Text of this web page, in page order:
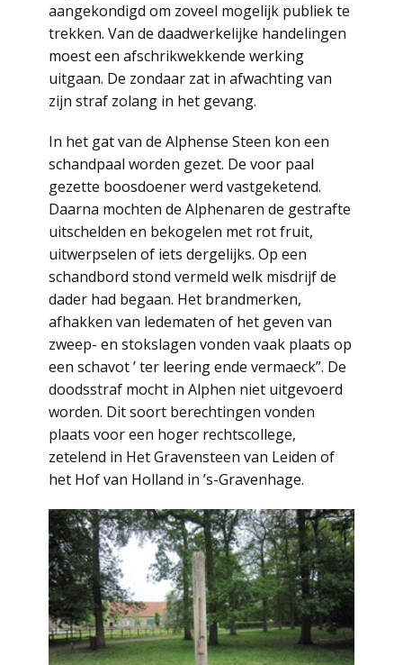
aangekondigd om zoveel mogelijk publiek te
trekken. Van de daadwerkelijke handelingen
moest een afschrikwekkende werking
uitgaan. De zondaar zat in afwachting van
zijn straf zolang in het gevang.
In het gat van de Alphense Steen kon een
schandpaal worden gezet. De voor paal
gezette boosdoener werd vastgeketend.
Daarna mochten de Alphenaren de gestrafte
uitschelden en bekogelen met rot fruit,
uitwerpselen of iets dergelijks. Op een
schandbord stond vermeld welk misdrijf de
dader had begaan. Het brandmerken,
afhakken van ledematen of het geven van
zweep- en stokslagen vonden vaak plaats op
een schavot ’ ter leering ende vermaeck”. De
doodsstraf mocht in Alphen niet uitgevoerd
worden. Dit soort berechtingen vonden
plaats voor een hoger rechtscollege,
zetelend in Het Gravensteen van Leiden of
het Hof van Holland in ’s-Gravenhage.